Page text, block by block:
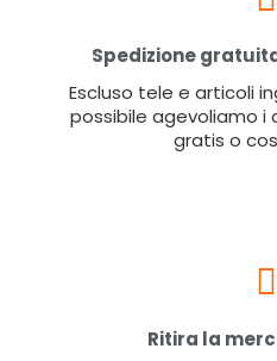
Spedizione
Escluso tele e articoli
possibile agevoliamo i
gratis o
Ritira la